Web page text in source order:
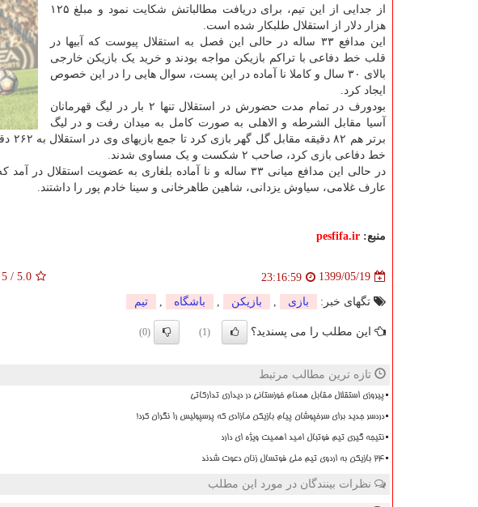
از جدایی از این تیم، برای دریافت مطالباتش شکایت نمود و مبلغ ۱۲۵
هزار دلار از استقلال طلبکار شده است.
این مدافع ۳۳ ساله در حالی این فصل به استقلال پیوست که آبیها در
قلب خط دفاعی با تراکم بازیکن مواجه بودند و خرید یک بازیکن خارجی
بالای ۳۰ سال و کاملا نا آماده در این پست، سوال هایی را در این خصوص
ایجاد کرد.
بودورف در تمام مدت حضورش در استقلال تنها ۲ بار در لیگ قهرمانان
آسیا مقابل الشرطه و الاهلی به صورت کامل به میدان رفت و در لیگ
خط دفاعی بازی کرد، صاحب ۲ شکست و یک مساوی شدند.
در حالی این مدافع میانی ۳۳ ساله و نا آماده بلغاری به
عارف غلامی، سیاوش یزدانی، شاهین طاهرخانی و سینا خادم پور را داشتند.
منبع: pesfifa.ir
1399/05/19
23:16:59
5.0
/
5
تگهای خبر: بازی بازیكن باشگاه تیم
این مطلب را می پسندید؟ (1)
(0)
تازه ترین مطالب مرتبط
پیروزی استقلال مقابل همنام خوزستانی در دیداری تدارکاتی
دردسر جدید برای سرخپوشان پیام بازیکن مازادی که پرسپولیس را نگران کرد!
نتیجه گیری تیم فوتبال امید اهمیت ویژه ای دارد
۲۴ بازیکن به اردوی تیم ملی فوتسال زنان دعوت شدند
نظرات بینندگان در مورد این مطلب